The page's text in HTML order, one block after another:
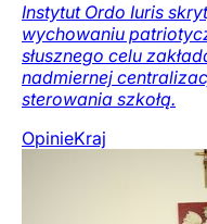
Instytut Ordo Iuris
wychowaniu
słusznego celu
nadmiernej
sterowania szkołą.
OpinieKraj